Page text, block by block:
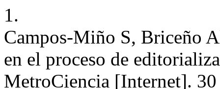
1.
Campos-Miño S, Briceño
en el proceso de
MetroCiencia [Internet].